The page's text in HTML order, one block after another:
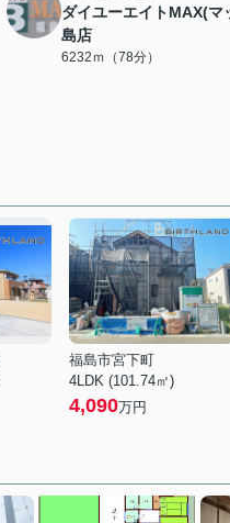
ダイユーエイトMAX(マ
島店
6232ｍ（78分）
福島市宮下町
4LDK (101.74㎡)
4,090万円